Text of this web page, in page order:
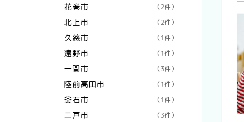
花巻市 （2件）
北上市 （2件）
久慈市 （1件）
遠野市 （1件）
一関市 （3件）
陸前高田市 （1件）
釜石市 （1件）
二戸市 （3件）